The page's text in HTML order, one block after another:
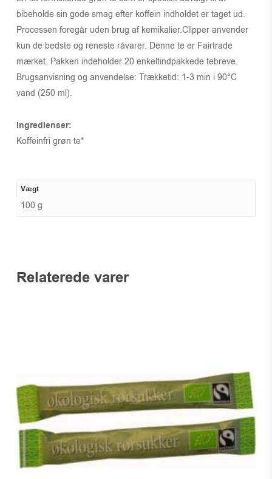
bibeholde sin gode smag efter koffein indholdet er taget ud.
Processen foregår uden brug af kemikalier.Clipper anvender
kun de bedste og reneste råvarer. Denne te er Fairtrade
mærket. Pakken indeholder 20 enkeltindpakkede tebreve.
Brugsanvisning og anvendelse: Trækketid: 1-3 min i 90°C
vand (250 ml).
Ingredienser:
Koffeinfri grøn te*
Vægt
100 g
Relaterede varer